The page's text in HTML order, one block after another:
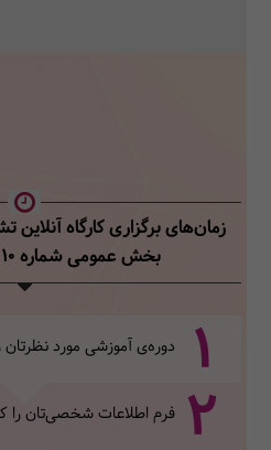
زمان‌های برگزاری کارگاه
بخش عمومی شماره 10
1 دوره‌ی آموزشی مورد
2 فرم اطلاعات شخصی‌تان‌ را